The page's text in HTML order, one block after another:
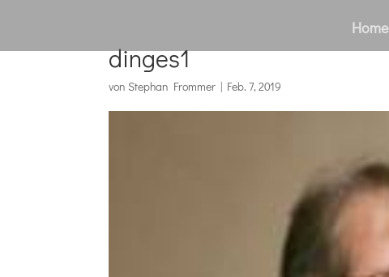
Home
dinges1
von Stephan Frommer | Feb. 7, 2019